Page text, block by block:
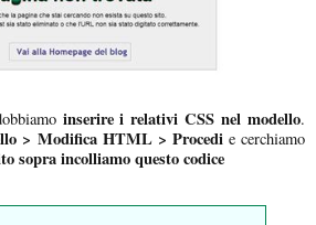
inserire i relativi CSS nel modello.
> Modifica HTML > Procedie cerchiamo
sopra incolliamo questo codice